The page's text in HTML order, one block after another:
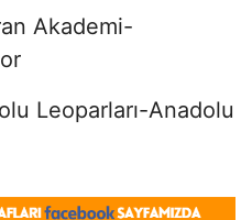
Akademi-
Leoparları-Anadolu